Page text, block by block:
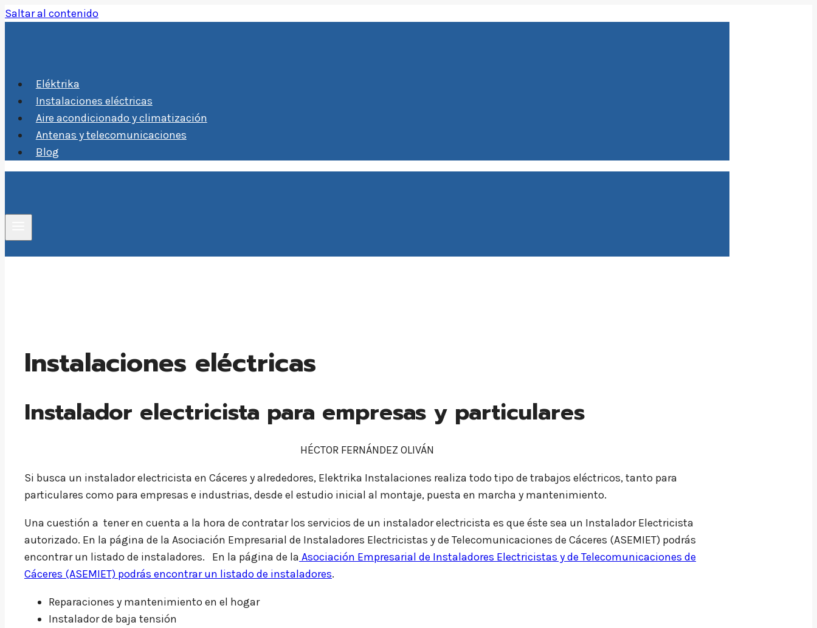
Saltar al contenido
Eléktrika
Instalaciones eléctricas
Aire acondicionado y climatización
Antenas y telecomunicaciones
Blog
Instalaciones eléctricas
Instalador electricista para empresas y particulares
HÉCTOR FERNÁNDEZ OLIVÁN
Si busca un instalador electricista en Cáceres y alrededores, Elektrika Instalaciones realiza todo tipo de trabajos eléctricos, tanto para
particulares como para empresas e industrias, desde el estudio inicial al montaje, puesta en marcha y mantenimiento.
Una cuestión a tener en cuenta a la hora de contratar los servicios de un instalador electricista es que éste sea un Instalador Electricista
autorizado. En la página de la Asociación Empresarial de Instaladores Electricistas y de Telecomunicaciones de Cáceres (ASEMIET) podrás
encontrar un listado de instaladores. En la página de la Asociación Empresarial de Instaladores Electricistas y de Telecomunicaciones de
Cáceres (ASEMIET) podrás encontrar un listado de instaladores.
Reparaciones y mantenimiento en el hogar
Instalador de baja tensión